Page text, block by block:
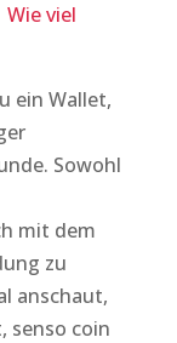
viel
ein Wallet,
Sowohl
mit dem
zu
anschaut,
senso coin